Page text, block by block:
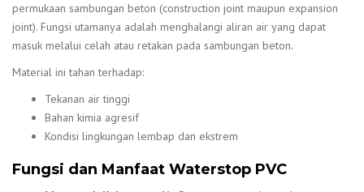
permukaan sambungan beton (construction joint maupun expansion
joint). Fungsi utamanya adalah menghalangi aliran air yang dapat
masuk melalui celah atau retakan pada sambungan beton.
Material ini tahan terhadap:
Tekanan air tinggi
Bahan kimia agresif
Kondisi lingkungan lembap dan ekstrem
Fungsi dan Manfaat Waterstop PVC